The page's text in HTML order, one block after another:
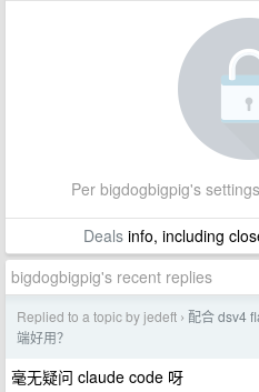
Per bigdogbigpig's
Dealsinfo, including
bigdogbigpig's recent replies
Replied to a topic by jedeft › 配合 dsv4
端好用？
毫无疑问 claude code 呀